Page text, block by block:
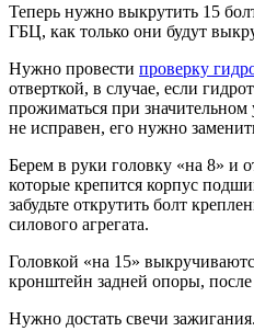
Теперь нужно выкрутить 15
ГБЦ, как только они будут
Нужно провести проверку
отверткой, в случае, если
прожиматься при
не исправен, его нужно
Берем в руки головку «на 8» и
которые крепится корпус
забудьте открутить болт
силового агрегата.
Головкой «на 15»
кронштейн задней опоры,
Нужно достать свечи зажигания.